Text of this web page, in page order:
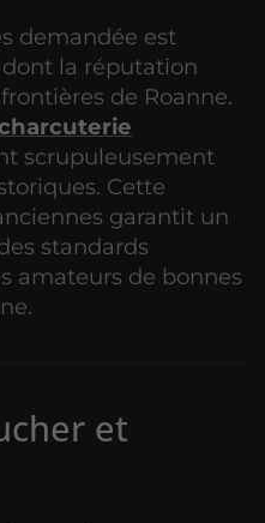
demandée est
la réputation
de Roanne.
scrupuleusement
Cette
garantit un
standards
amateurs de bonnes
et